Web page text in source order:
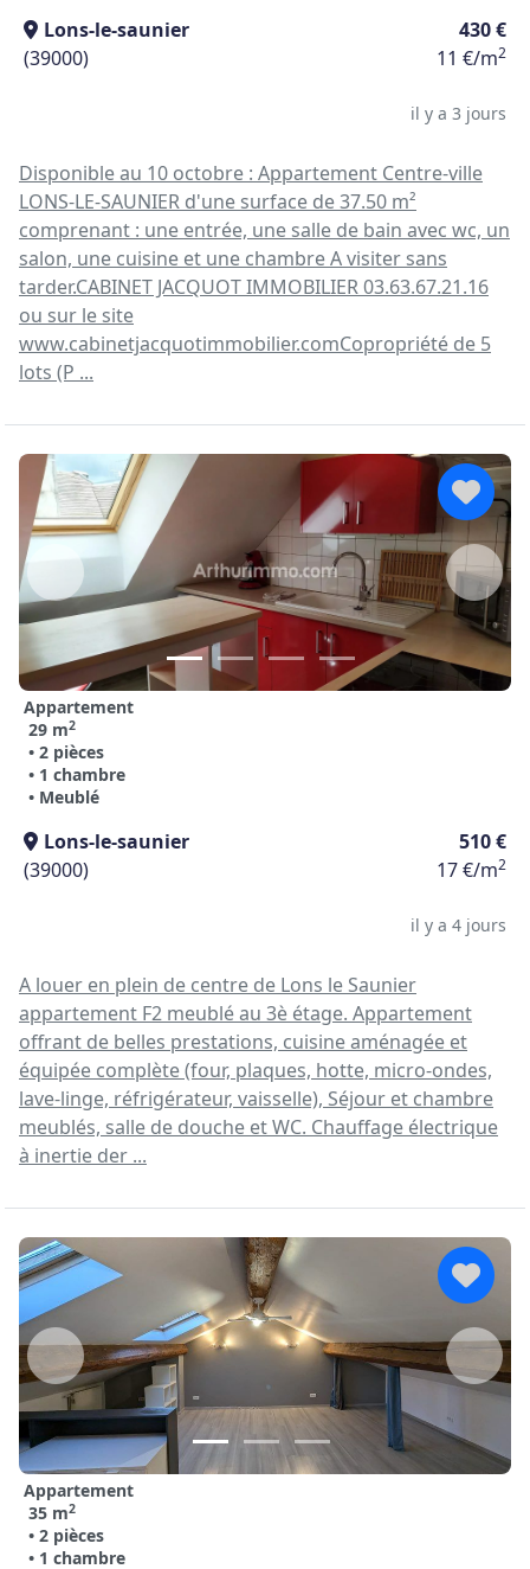
Lons-le-saunier
430 €
(39000)
11 €/m2
il y a 3 jours
Disponible au 10 octobre : Appartement Centre-ville
LONS-LE-SAUNIER d'une surface de 37.50 m²
comprenant : une entrée, une salle de bain avec wc, un
salon, une cuisine et une chambre A visiter sans
tarder.CABINET JACQUOT IMMOBILIER 03.63.67.21.16
ou sur le site
www.cabinetjacquotimmobilier.comCopropriété de 5
lots (P ...
Appartement
29 m2
• 2 pièces
• 1 chambre
• Meublé
Lons-le-saunier
510 €
(39000)
17 €/m2
il y a 4 jours
A louer en plein de centre de Lons le Saunier
appartement F2 meublé au 3è étage. Appartement
offrant de belles prestations, cuisine aménagée et
équipée complète (four, plaques, hotte, micro-ondes,
lave-linge, réfrigérateur, vaisselle), Séjour et chambre
meublés, salle de douche et WC. Chauffage électrique
à inertie der ...
Appartement
35 m2
• 2 pièces
• 1 chambre